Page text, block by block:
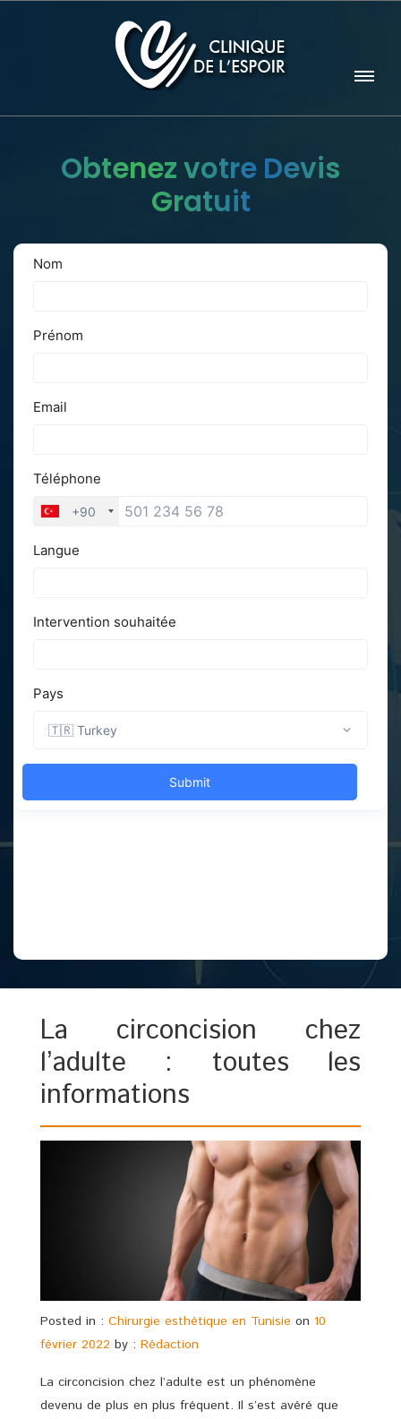
Obtenez votre Devis
Gratuit
La circoncision chez
l’adulte : toutes les
informations
Posted in : Chirurgie esthétique en Tunisie on 10
février 2022 by : Rédaction
La circoncision chez l’adulte est un phénomène
devenu de plus en plus fréquent. Il s’est avéré que